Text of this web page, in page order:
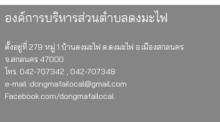
องค์การบริหารส่วนตำบลดงมะไฟ
ตั้งอยู่ที่ 279 หมู่ 1 บ้านดงมะไฟ ต.ดงมะไฟ อ.เมืองสกลนคร
จ.สกลนคร 47000
โทร. 042-707342 , 042-707348
e-mail :dongmafailocal@gmail.com
Facebook.com/dongmafailocal